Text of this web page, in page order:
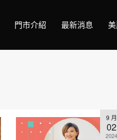
門市介紹 最新消息
9 月
02
2024